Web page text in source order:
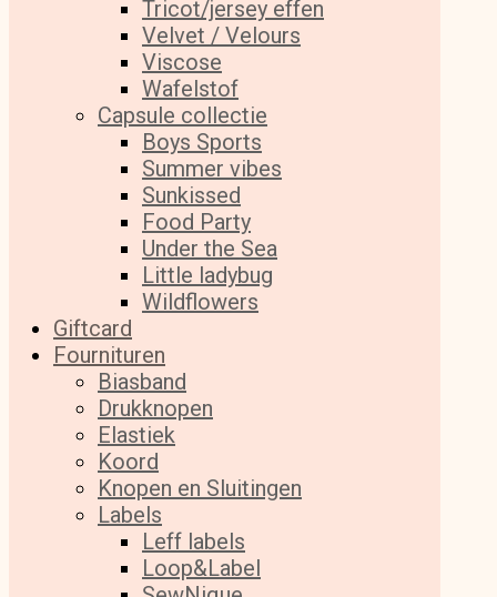
Tricot/jersey effen
Velvet / Velours
Viscose
Wafelstof
Capsule collectie
Boys Sports
Summer vibes
Sunkissed
Food Party
Under the Sea
Little ladybug
Wildflowers
Giftcard
Fournituren
Biasband
Drukknopen
Elastiek
Koord
Knopen en Sluitingen
Labels
Leff labels
Loop&Label